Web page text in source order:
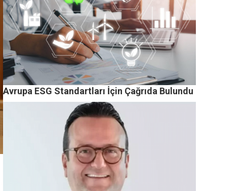
Avrupa ESG Standartları İçin Çağrıda Bulundu